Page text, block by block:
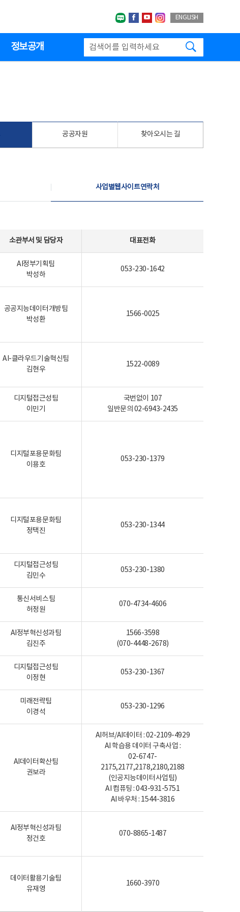
네이버블로그
페이스북
유투브인스타그랩
ENGLISH
정보공개
공공자원 찾아오시는 길
사업별웹사이트연락처
소관부서 및 담당자 대표전화
AI정부기획팀
박성하
053-230-1642
공공지능데이터개방팀
박성환
1566-0025
AI-클라우드기술혁신팀
김현우
1522-0089
디지털접근성팀
이민기
국번없이 107
일반문의 02-6943-2435
디지털포용문화팀
이용호
053-230-1379
디지털포용문화팀
정택진
053-230-1344
디지털접근성팀
김민수
053-230-1380
통신서비스팀
허정원
070-4734-4606
AI정부혁신성과팀
김진주
1566-3598
(070-4448-2678)
디지털접근성팀
이정현
053-230-1367
미래전략팀
이경석
053-230-1296
AI데이터확산팀
권보라
AI허브/AI데이터 : 02-2109-4929
AI 학습용 데이터 구축사업 :
02-6747-
2175,2177,2178,2180,2188
(인공지능데이터사업팀)
AI 컴퓨팅 : 043-931-5751
AI 바우처 : 1544-3816
AI정부혁신성과팀
정건호
070-8865-1487
데이터활용기술팀
유재영
1660-3970